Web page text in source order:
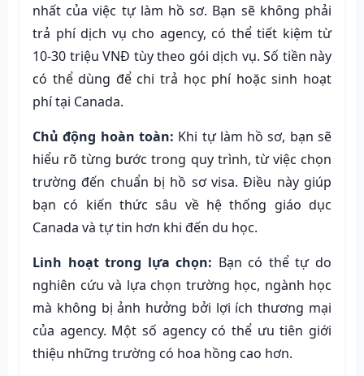
nhất của việc tự làm hồ sơ. Bạn sẽ không phải
trả phí dịch vụ cho agency, có thể tiết kiệm từ
10-30 triệu VNĐ tùy theo gói dịch vụ. Số tiền này
có thể dùng để chi trả học phí hoặc sinh hoạt
phí tại Canada.
Chủ động hoàn toàn: Khi tự làm hồ sơ, bạn sẽ
hiểu rõ từng bước trong quy trình, từ việc chọn
trường đến chuẩn bị hồ sơ visa. Điều này giúp
bạn có kiến thức sâu về hệ thống giáo dục
Canada và tự tin hơn khi đến du học.
Linh hoạt trong lựa chọn: Bạn có thể tự do
nghiên cứu và lựa chọn trường học, ngành học
mà không bị ảnh hưởng bởi lợi ích thương mại
của agency. Một số agency có thể ưu tiên giới
thiệu những trường có hoa hồng cao hơn.